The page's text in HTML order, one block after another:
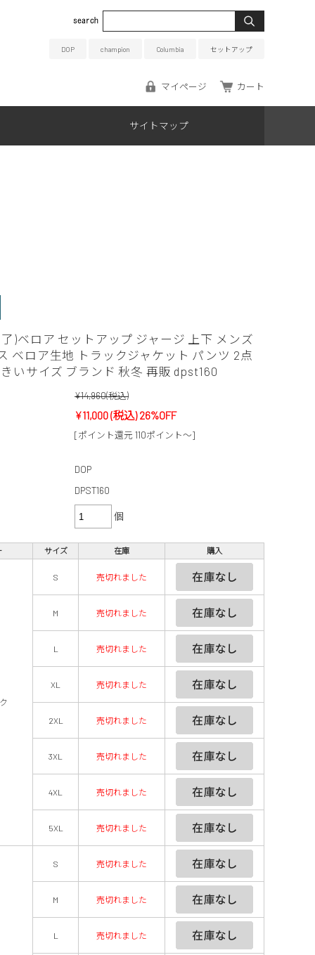
DOP champion Columbia セットアップ
マイページ カート
サイトマップ
)ベロア セットアップ ジャージ 上下 メンズ
ベロア生地 トラックジャケット パンツ 2点
いサイズ ブランド 秋冬 再販 dpst160
¥14,960(税込)
¥11,000(税込) 26%OFF
[ポイント還元 110ポイント～]
DOP
DPST160
個
サイズ 在庫 購入
S 売切れました
M 売切れました
L 売切れました
XL 売切れました
2XL 売切れました
3XL 売切れました
4XL 売切れました
5XL 売切れました
S 売切れました
M 売切れました
L 売切れました